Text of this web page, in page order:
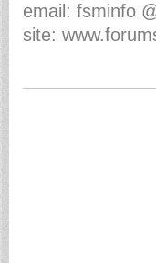
email: fsminfo
site: